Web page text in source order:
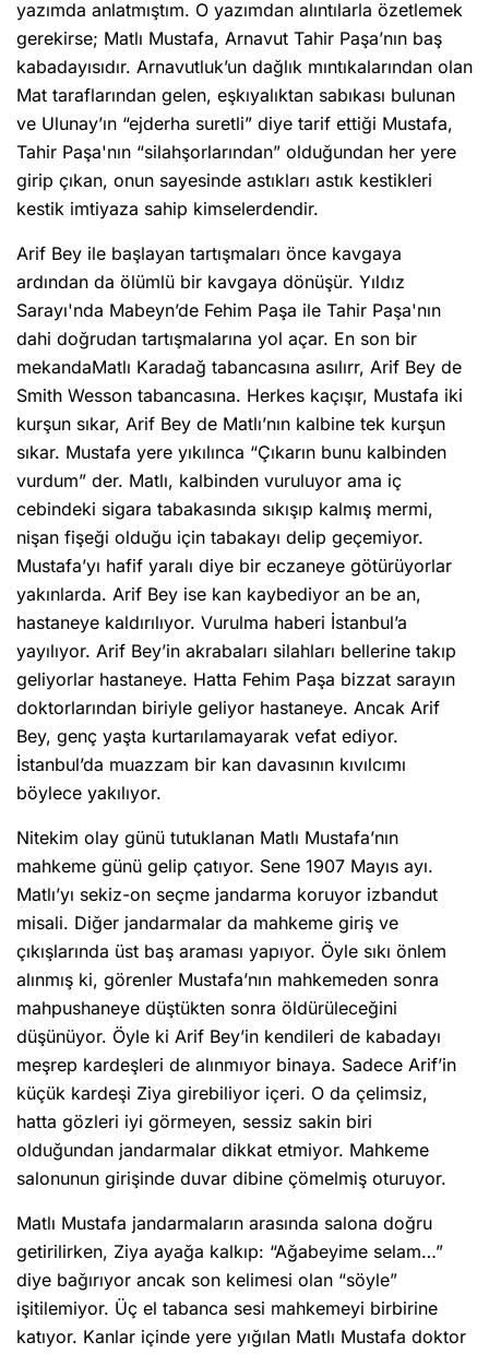
yazımda anlatmıştım. O yazımdan alıntılarla özetlemek
gerekirse; Matlı Mustafa, Arnavut Tahir Paşa’nın baş
kabadayısıdır. Arnavutluk’un dağlık mıntıkalarından olan
Mat taraflarından gelen, eşkıyalıktan sabıkası bulunan
ve Ulunay’ın “ejderha suretli” diye tarif ettiği Mustafa,
Tahir Paşa'nın “silahşorlarından” olduğundan her yere
girip çıkan, onun sayesinde astıkları astık kestikleri
kestik imtiyaza sahip kimselerdendir.
Arif Bey ile başlayan tartışmaları önce kavgaya
ardından da ölümlü bir kavgaya dönüşür. Yıldız
Sarayı'nda Mabeyn’de Fehim Paşa ile Tahir Paşa'nın
dahi doğrudan tartışmalarına yol açar. En son bir
mekandaMatlı Karadağ tabancasına asılırr, Arif Bey de
Smith Wesson tabancasına. Herkes kaçışır, Mustafa iki
kurşun sıkar, Arif Bey de Matlı’nın kalbine tek kurşun
sıkar. Mustafa yere yıkılınca “Çıkarın bunu kalbinden
vurdum” der. Matlı, kalbinden vuruluyor ama iç
cebindeki sigara tabakasında sıkışıp kalmış mermi,
nişan fişeği olduğu için tabakayı delip geçemiyor.
Mustafa’yı hafif yaralı diye bir eczaneye götürüyorlar
yakınlarda. Arif Bey ise kan kaybediyor an be an,
hastaneye kaldırılıyor. Vurulma haberi İstanbul’a
yayılıyor. Arif Bey’in akrabaları silahları bellerine takıp
geliyorlar hastaneye. Hatta Fehim Paşa bizzat sarayın
doktorlarından biriyle geliyor hastaneye. Ancak Arif
Bey, genç yaşta kurtarılamayarak vefat ediyor.
İstanbul’da muazzam bir kan davasının kıvılcımı
böylece yakılıyor.
Nitekim olay günü tutuklanan Matlı Mustafa’nın
mahkeme günü gelip çatıyor. Sene 1907 Mayıs ayı.
Matlı’yı sekiz-on seçme jandarma koruyor izbandut
misali. Diğer jandarmalar da mahkeme giriş ve
çıkışlarında üst baş araması yapıyor. Öyle sıkı önlem
alınmış ki, görenler Mustafa’nın mahkemeden sonra
mahpushaneye düştükten sonra öldürüleceğini
düşünüyor. Öyle ki Arif Bey’in kendileri de kabadayı
meşrep kardeşleri de alınmıyor binaya. Sadece Arif’in
küçük kardeşi Ziya girebiliyor içeri. O da çelimsiz,
hatta gözleri iyi görmeyen, sessiz sakin biri
olduğundan jandarmalar dikkat etmiyor. Mahkeme
salonunun girişinde duvar dibine çömelmiş oturuyor.
Matlı Mustafa jandarmaların arasında salona doğru
getirilirken, Ziya ayağa kalkıp: “Ağabeyime selam…”
diye bağırıyor ancak son kelimesi olan “söyle”
işitilemiyor. Üç el tabanca sesi mahkemeyi birbirine
katıyor. Kanlar içinde yere yığılan Matlı Mustafa doktor